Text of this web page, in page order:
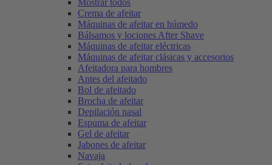
Mostrar todos
Crema de afeitar
Máquinas de afeitar en húmedo
Bálsamos y lociones After Shave
Máquinas de afeitar eléctricas
Máquinas de afeitar clásicas y accesorios
Afeitadora para hombres
Antes del afeitado
Bol de afeitado
Brocha de afeitar
Depilación nasal
Espuma de afeitar
Gel de afeitar
Jabones de afeitar
Navaja